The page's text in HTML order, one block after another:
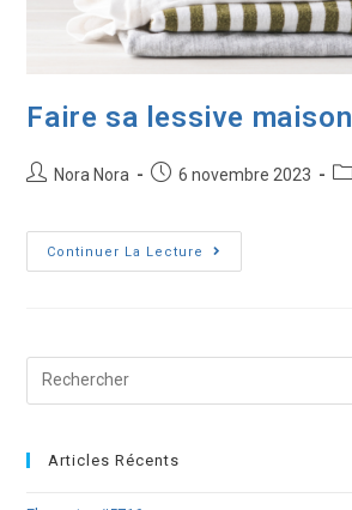
Faire sa lessive maison
Nora Nora 6 novembre 2023
Continuer La Lecture
Articles Récents